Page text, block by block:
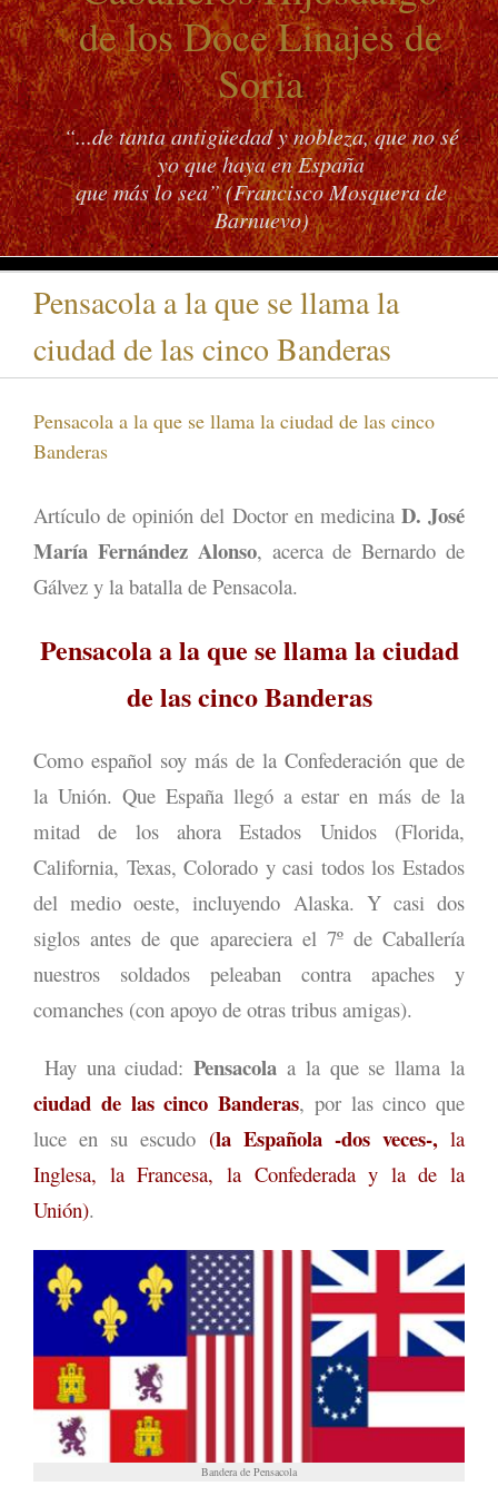
de los Doce Linajes de
Soria
“...de tanta antigüedad y nobleza, que no sé
yo que haya en España
que más lo sea” (Francisco Mosquera de
Barnuevo)
Pensacola a la que se llama la
ciudad de las cinco Banderas
Pensacola a la que se llama la ciudad de las cinco
Banderas
Artículo de opinión del Doctor en medicina D. José
María Fernández Alonso, acerca de Bernardo de
Gálvez y la batalla de Pensacola.
Pensacola a la que se llama la ciudad
de las cinco Banderas
Como español soy más de la Confederación que de
la Unión. Que España llegó a estar en más de la
mitad de los ahora Estados Unidos (Florida,
California, Texas, Colorado y casi todos los Estados
del medio oeste, incluyendo Alaska. Y casi dos
siglos antes de que apareciera el 7º de Caballería
nuestros soldados peleaban contra apaches y
comanches (con apoyo de otras tribus amigas).
Hay una ciudad:Pensacola a la que se llama la
ciudad de las cinco Banderas, por las cinco que
luce en su escudo (la Española -dos veces-,la
Inglesa, la Francesa, la Confederada y la de la
Unión).
Bandera de Pensacola